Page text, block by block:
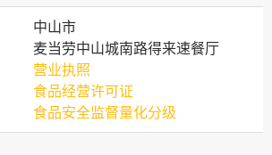
中山市
麦当劳中山城南路得来速餐厅
营业执照
食品经营许可证
食品安全监督量化分级